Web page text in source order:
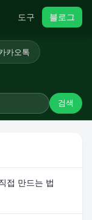
도구 블로그
카오톡
검색
접 만드는 법